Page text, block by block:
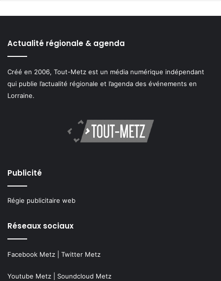
Actualité régionale & agenda
Créé en 2006, Tout-Metz est un média numérique indépendant
qui publie l’actualité régionale et l’agenda des événements en
Lorraine.
Publicité
Régie publicitaire web
Réseaux sociaux
Facebook Metz Twitter Metz
Youtube Metz Soundcloud Metz